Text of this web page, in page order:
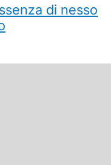
di nesso